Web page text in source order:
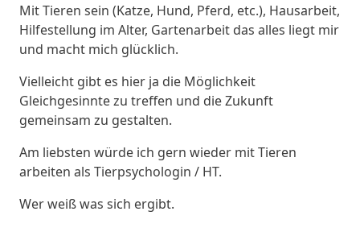
Mit Tieren sein (Katze, Hund, Pferd, etc.), Hausarbeit,
Hilfestellung im Alter, Gartenarbeit das alles liegt mir
und macht mich glücklich.
Vielleicht gibt es hier ja die Möglichkeit
Gleichgesinnte zu treffen und die Zukunft
gemeinsam zu gestalten.
Am liebsten würde ich gern wieder mit Tieren
arbeiten als Tierpsychologin / HT.
Wer weiß was sich ergibt.